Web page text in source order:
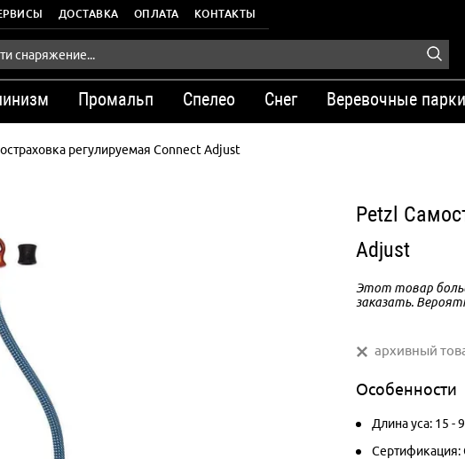
ДОСТАВКА ОПЛАТА КОНТАКТЫ
Промальп Спелео Снег Веревочные парки
регулируемая Connect Adjust
Petzl
Adjust
Этот товар
заказать.
архивный
Особенности
Длина уса: 15 -
Сертификация: